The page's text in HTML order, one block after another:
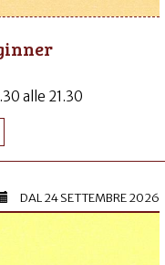
alle 21.30
DAL24 SETTEMBRE 2026